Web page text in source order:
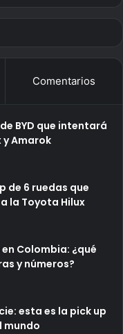
Comentarios
BYD que intentará
y Amarok
de 6 ruedas que
la Toyota Hilux
Colombia: ¿qué
y números?
esta es la pick up
mundo